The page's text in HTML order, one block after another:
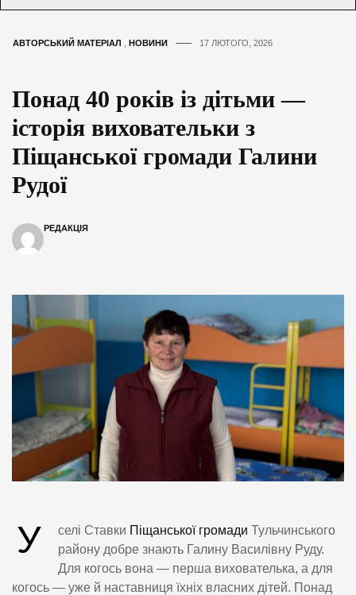
АВТОРСЬКИЙ МАТЕРІАЛ НОВИНИ 17 ЛЮТОГО, 2026
Понад 40 років із дітьми —
історія виховательки з
Піщанської громади Галини
Рудої
РЕДАКЦІЯ
У селі Ставки Піщанської громади Тульчинського
району добре знають Галину Василівну Руду.
Для когось вона — перша вихователька, а для
когось — уже й наставниця їхніх власних дітей. Понад